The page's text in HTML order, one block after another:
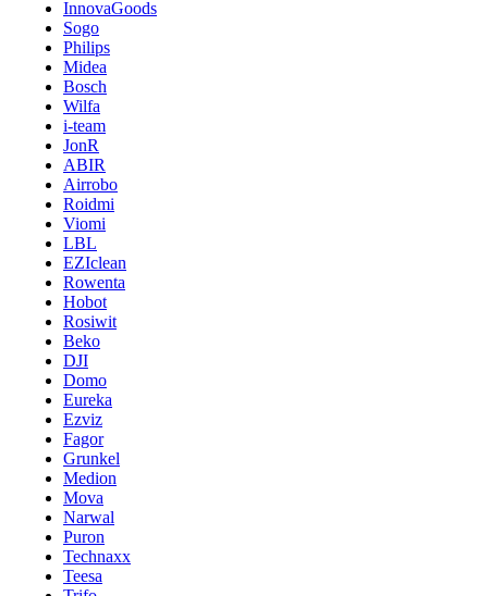
InnovaGoods
Sogo
Philips
Midea
Bosch
Wilfa
i-team
JonR
ABIR
Airrobo
Roidmi
Viomi
LBL
EZIclean
Rowenta
Hobot
Rosiwit
Beko
DJI
Domo
Eureka
Ezviz
Fagor
Grunkel
Medion
Mova
Narwal
Puron
Technaxx
Teesa